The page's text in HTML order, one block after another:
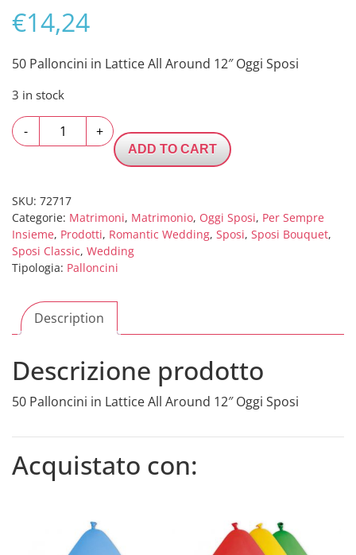
€14,24
50 Palloncini in Lattice All Around 12″ Oggi Sposi
3 in stock
-
Palloncini
All
Around
12"
Oggi
Sposi
+
ADD TO CART
SKU: 72717
Categorie: Matrimoni, Matrimonio, Oggi Sposi, Per Sempre
Insieme, Prodotti, Romantic Wedding, Sposi, Sposi Bouquet,
Sposi Classic, Wedding
Tipologia: Palloncini
Description
Descrizione prodotto
50 Palloncini in Lattice All Around 12″ Oggi Sposi
Acquistato con: